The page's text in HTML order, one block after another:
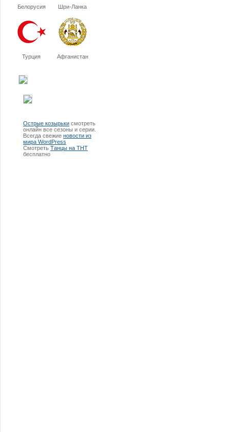
Белорусия Шри-Ланка
Турция Афганистан
Острые козырьки смотреть
онлайн все сезоны и серии.
Всегда свежие новости из
мира WordPress
Смотреть Танцы на ТНТ
бесплатно